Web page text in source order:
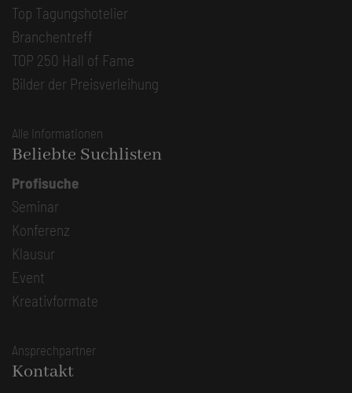
Top Tagungshotelier
Branchentreff
TOP 250 Hall of Fame
Bilder der Preisverleihung
Alle Informationen
Beliebte Suchlisten
Profisuche
Seminar
Konferenz
Klausur
Event
Kreativformate
Ansprechpartner
Kontakt